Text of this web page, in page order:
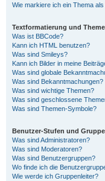
Wie markiere ich ein Thema als
Textformatierung und
Was ist BBCode?
Kann ich HTML benutzen?
Was sind Smileys?
Kann ich Bilder in meine
Was sind globale
Was sind Bekanntmachungen?
Was sind wichtige Themen?
Was sind geschlossene
Was sind Themen-Symbole?
Benutzer-Stufen und
Was sind Administratoren?
Was sind Moderatoren?
Was sind Benutzergruppen?
Wo finde ich die
Wie werde ich Gruppenleiter?